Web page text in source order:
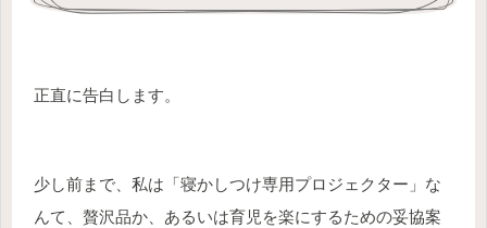
正直に告白します。
少し前まで、私は「寝かしつけ専用プロジェクター」な
んて、贅沢品か、あるいは育児を楽にするための妥協案